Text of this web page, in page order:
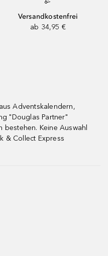
Versandkostenfrei
ab 34,95 €
Adventskalendern,
"Douglas Partner"
Keine Auswahl
& Collect Express